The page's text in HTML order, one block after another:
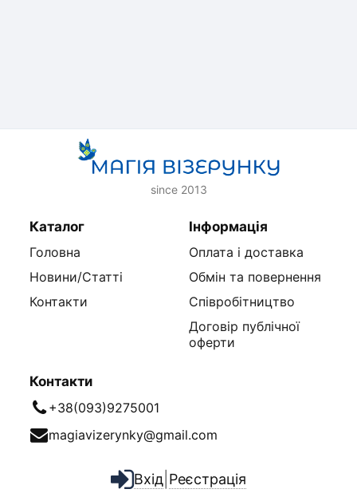
since 2013
Каталог
Головна
Новини/Статті
Контакти
Інформація
Оплата і доставка
Обмін та повернення
Співробітництво
Договір публічної
оферти
Контакти
+38(093)9275001
magiavizerynky@gmail.com
Вхід Реєстрація